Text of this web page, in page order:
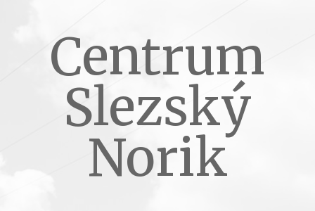
Centrum
Slezský
Norik